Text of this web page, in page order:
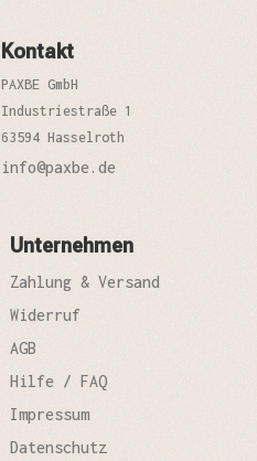
Kontakt
PAXBE GmbH
Industriestraße 1
63594 Hasselroth
info@paxbe.de
Unternehmen
Zahlung & Versand
Widerruf
AGB
Hilfe / FAQ
Impressum
Datenschutz